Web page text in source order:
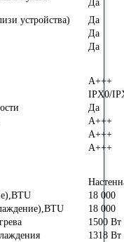
Да
устройства)
Да
Да
Да
A+++
IPX0/
Да
A+++
A+++
A+++
18 000
18 000
1500 Вт
1318 Вт